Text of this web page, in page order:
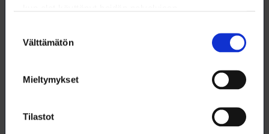
valinta
Välttämätön
Mieltymykset
Tilastot
tasalla siitä, minkälaisia sopimuksia työntekijöille
pelisääntöjen toimivuudesta ja auttaa liittoa